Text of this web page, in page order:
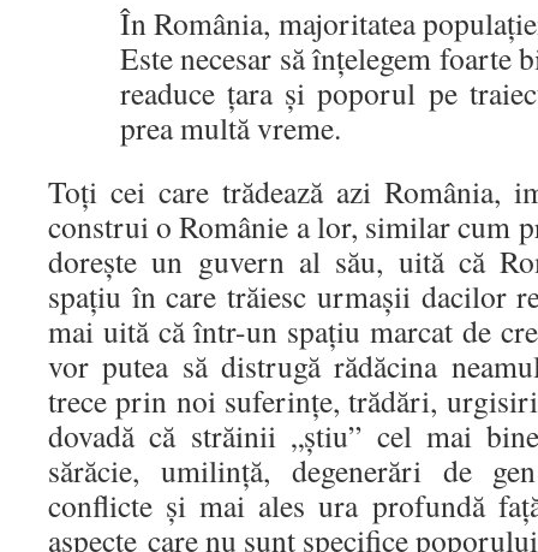
În România, majoritatea
Este necesar să înțelegem foarte
readuce țara și poporul pe
prea multă vreme.
Toți cei care trădează azi România,
construi o Românie a lor, similar cum
dorește un guvern al său, uită că
spațiu în care trăiesc urmașii dacilor
mai uită că într-un spațiu marcat de
vor putea să distrugă rădăcina
trece prin noi suferințe, trădări,
dovadă că străinii „știu” cel mai
sărăcie, umilință, degenerări de
conflicte și mai ales ura profundă
aspecte care nu sunt specifice